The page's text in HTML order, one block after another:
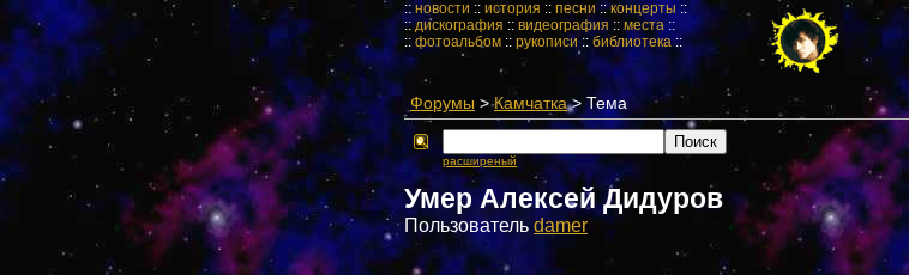
:: новости :: история :: песни::концерты ::
::дискография :: видеография :: места ::
:: фотоальбом :: рукописи :: библиотека::
Форумы >Камчатка> Тема
расширеный
Умер Алексей Дидуров
Пользователь damer